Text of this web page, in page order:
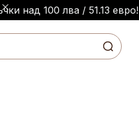
над 100 лва / 51.13